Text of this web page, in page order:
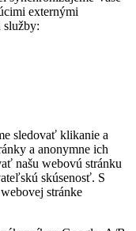
externými
sledovať klikanie a
a anonymne ich
našu webovú stránku
skúsenosť. S
stránke